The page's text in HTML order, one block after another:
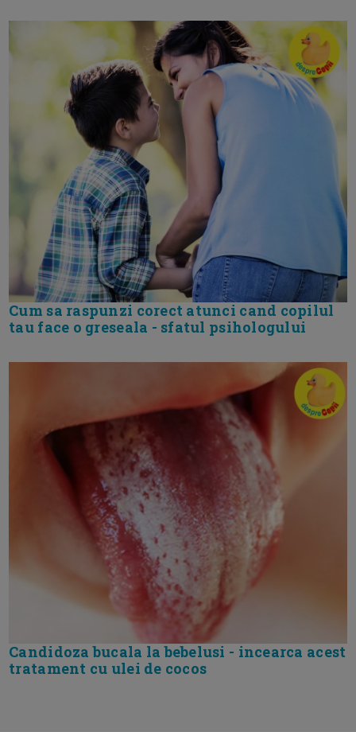
Cum sa raspunzi corect atunci cand copilul
tau face o greseala - sfatul psihologului
Candidoza bucala la bebelusi - incearca acest
tratament cu ulei de cocos